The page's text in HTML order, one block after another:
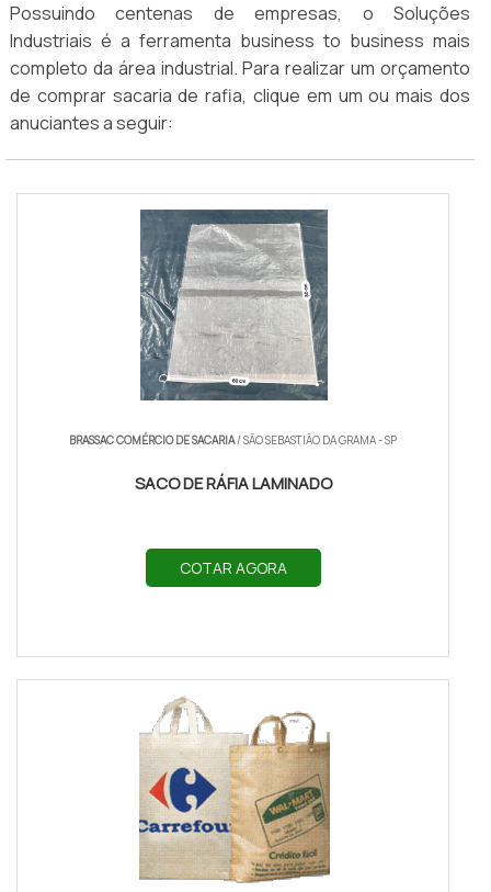
Possuindo centenas de empresas, o Soluções
Industriais é a ferramenta business to business mais
completo da área industrial. Para realizar um orçamento
de comprar sacaria de rafia, clique em um ou mais dos
anuciantes a seguir:
BRASSAC COMÉRCIO DE SACARIA/ SÃO SEBASTIÃO DA GRAMA - SP
SACO DE RÁFIA LAMINADO
COTAR AGORA